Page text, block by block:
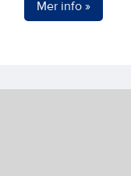
Mer info »